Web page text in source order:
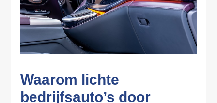
Waarom lichte
bedrijfsauto’s door